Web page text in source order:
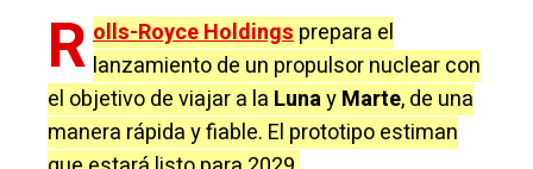
R olls-Royce Holdingsprepara el
lanzamiento de un propulsor nuclear con
el objetivo de viajar a la LunayMarte, de una
manera rápida y fiable. El prototipo estiman